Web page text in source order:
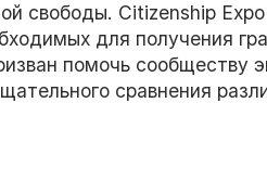
свободы. Citizenship
для получения
помочь сообществу
сравнения